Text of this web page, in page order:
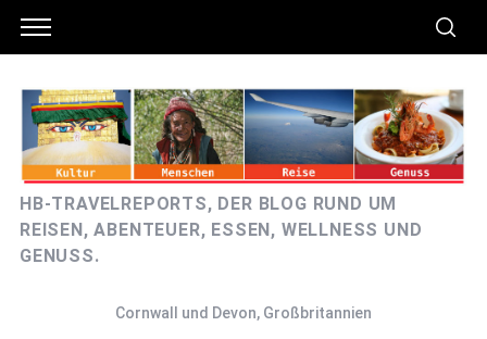
HB-TRAVELREPORTS, DER BLOG RUND UM
REISEN, ABENTEUER, ESSEN, WELLNESS UND
GENUSS.
Cornwall und Devon, Großbritannien